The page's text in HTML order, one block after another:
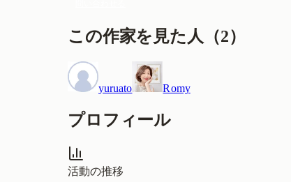
この作家を見た人 （2）
yuruato Romy
プロフィール
活動の推移